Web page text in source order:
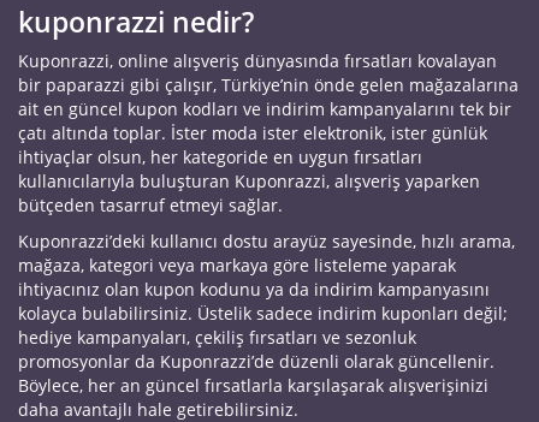
kuponrazzi nedir?
Kuponrazzi, online alışveriş dünyasında fırsatları kovalayan
bir paparazzi gibi çalışır, Türkiye’nin önde gelen mağazalarına
ait en güncel kupon kodları ve indirim kampanyalarını tek bir
çatı altında toplar. İster moda ister elektronik, ister günlük
ihtiyaçlar olsun, her kategoride en uygun fırsatları
kullanıcılarıyla buluşturan Kuponrazzi, alışveriş yaparken
bütçeden tasarruf etmeyi sağlar.
Kuponrazzi’deki kullanıcı dostu arayüz sayesinde, hızlı arama,
mağaza, kategori veya markaya göre listeleme yaparak
ihtiyacınız olan kupon kodunu ya da indirim kampanyasını
kolayca bulabilirsiniz. Üstelik sadece indirim kuponları değil;
hediye kampanyaları, çekiliş fırsatları ve sezonluk
promosyonlar da Kuponrazzi’de düzenli olarak güncellenir.
Böylece, her an güncel fırsatlarla karşılaşarak alışverişinizi
daha avantajlı hale getirebilirsiniz.